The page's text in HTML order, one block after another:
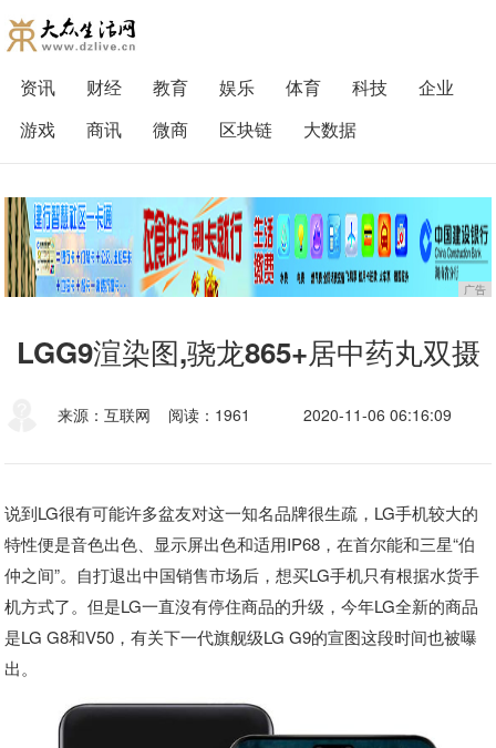
资讯 财经 教育 娱乐 体育 科技
企业
游戏
商讯 微商 区块链 大数据
广告
LGG9渲染图,骁龙865+居中药丸双摄
来源：互联网 阅读：1961 2020-11-06 06:16:09
说到LG很有可能许多盆友对这一知名品牌很生疏，LG手机较大的
特性便是音色出色、显示屏出色和适用IP68，在首尔能和三星“伯
仲之间”。自打退出中国销售市场后，想买LG手机只有根据水货手
机方式了。但是LG一直沒有停住商品的升级，今年LG全新的商品
是LG G8和V50，有关下一代旗舰级LG G9的宣图这段时间也被曝
出。